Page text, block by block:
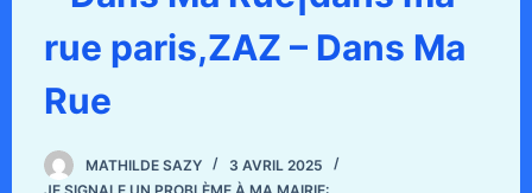
rue paris,ZAZ – Dans Ma
Rue
MATHILDE SAZY
3 AVRIL 2025